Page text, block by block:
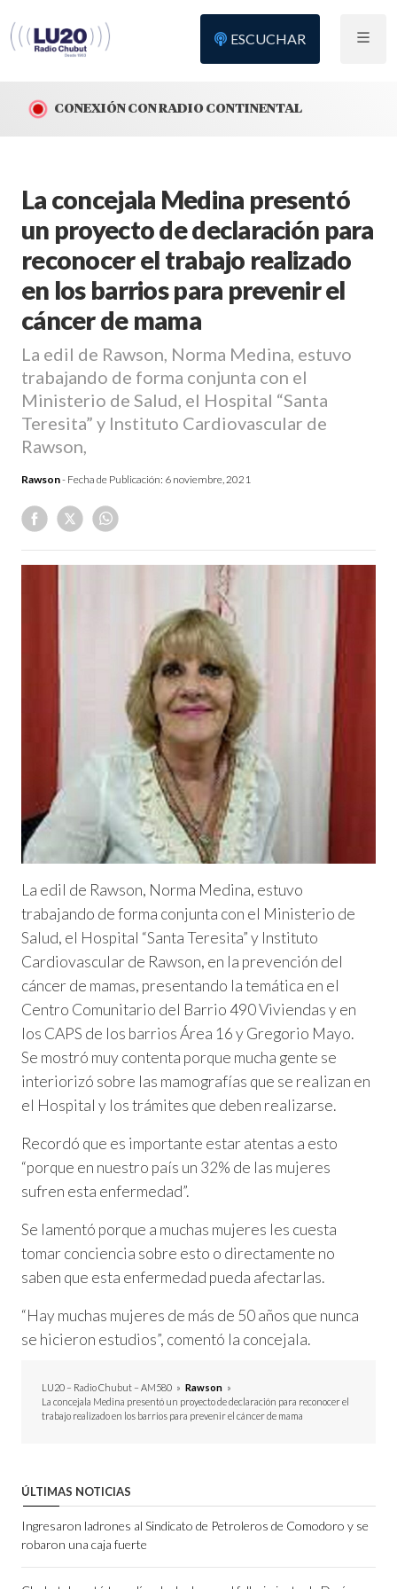
ESCUCHAR
CONEXIÓN CON RADIO CONTINENTAL
La concejala Medina presentó
un proyecto de declaración para
reconocer el trabajo realizado
en los barrios para prevenir el
cáncer de mama
La edil de Rawson, Norma Medina, estuvo
trabajando de forma conjunta con el
Ministerio de Salud, el Hospital “Santa
Teresita” y Instituto Cardiovascular de
Rawson,
Rawson- Fecha de Publicación: 6 noviembre, 2021
La edil de Rawson, Norma Medina, estuvo
trabajando de forma conjunta con el Ministerio de
Salud, el Hospital “Santa Teresita” y Instituto
Cardiovascular de Rawson, en la prevención del
cáncer de mamas, presentando la temática en el
Centro Comunitario del Barrio 490 Viviendas y en
los CAPS de los barrios Área 16 y Gregorio Mayo.
Se mostró muy contenta porque mucha gente se
interiorizó sobre las mamografías que se realizan en
el Hospital y los trámites que deben realizarse.
Recordó que es importante estar atentas a esto
“porque en nuestro país un 32% de las mujeres
sufren esta enfermedad”.
Se lamentó porque a muchas mujeres les cuesta
tomar conciencia sobre esto o directamente no
saben que esta enfermedad pueda afectarlas.
“Hay muchas mujeres de más de 50 años que nunca
se hicieron estudios”, comentó la concejala.
LU20 – Radio Chubut – AM580 » Rawson »
La concejala Medina presentó un proyecto de declaración para reconocer el
trabajo realizado en los barrios para prevenir el cáncer de mama
ÚLTIMAS NOTICIAS
Ingresaron ladrones al Sindicato de Petroleros de Comodoro y se
robaron una caja fuerte